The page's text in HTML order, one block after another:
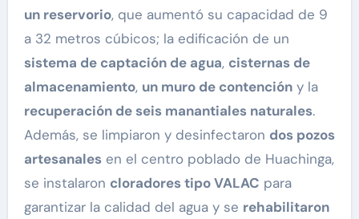
un reservorio, que aumentó su capacidad de 9
a 32 metros cúbicos; la edificación de un
sistema de captación de agua, cisternas de
almacenamiento, un muro de contencióny la
recuperación de seis manantiales naturales.
Además, se limpiaron y desinfectaron dos pozos
artesanalesen el centro poblado de Huachinga,
se instalaron cloradores tipo VALAC para
garantizar la calidad del agua y se rehabilitaron